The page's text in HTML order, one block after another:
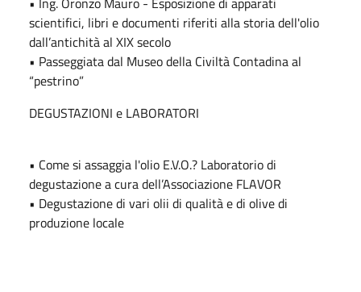
scientifici, libri e documenti riferiti alla storia dell'olio
dall’antichità al XIX secolo
• Passeggiata dal Museo della Civiltà Contadina al
“pestrino”
DEGUSTAZIONI e LABORATORI
• Come si assaggia l'olio E.V.O.? Laboratorio di
degustazione a cura dell’Associazione FLAVOR
• Degustazione di vari olii di qualità e di olive di
produzione locale